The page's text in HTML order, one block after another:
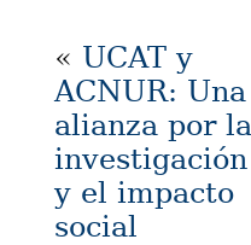
« UCAT y
ACNUR: Una
alianza por la
investigación
y el impacto
social